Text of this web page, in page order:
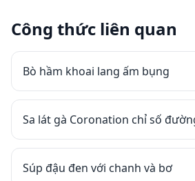
Công thức liên quan
Bò hầm khoai lang ấm bụng
Sa lát gà Coronation chỉ số
Súp đậu đen với chanh và bơ